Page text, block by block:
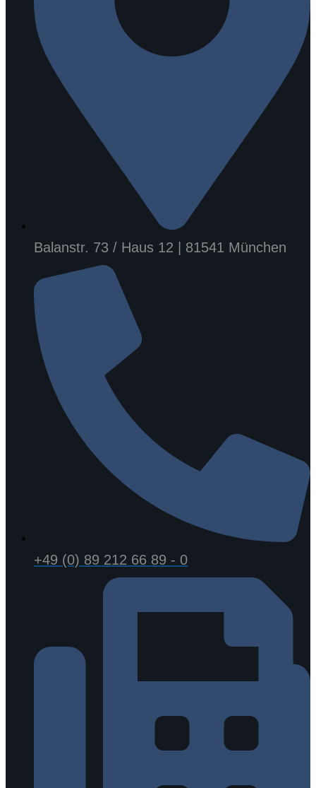
Balanstr. 73 / Haus 12 | 81541 München
+49 (0) 89 212 66 89 - 0